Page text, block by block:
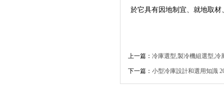
於它具有因地制宜、就地取
上一篇： 冷庫選型,製冷機組選型,冷
下一篇： 小型冷庫設計和選用知識